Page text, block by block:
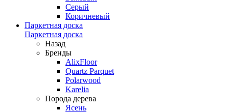
Серый
Коричневый
Паркетная доска
Паркетная доска
Назад
Бренды
AlixFloor
Quartz Parquet
Polarwood
Karelia
Порода дерева
Ясень